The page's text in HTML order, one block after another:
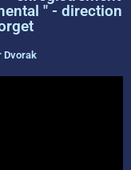
" - direction
Dvorak